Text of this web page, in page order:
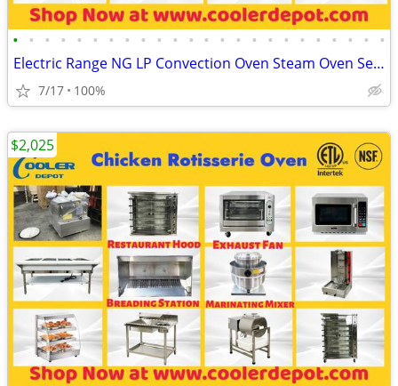
• • • • • • • • • • • • • • • • • • • • • • • •
Electric Range NG LP Convection Oven Steam Oven Seafood Dimsum Steamer
7/17 100%
$2,025